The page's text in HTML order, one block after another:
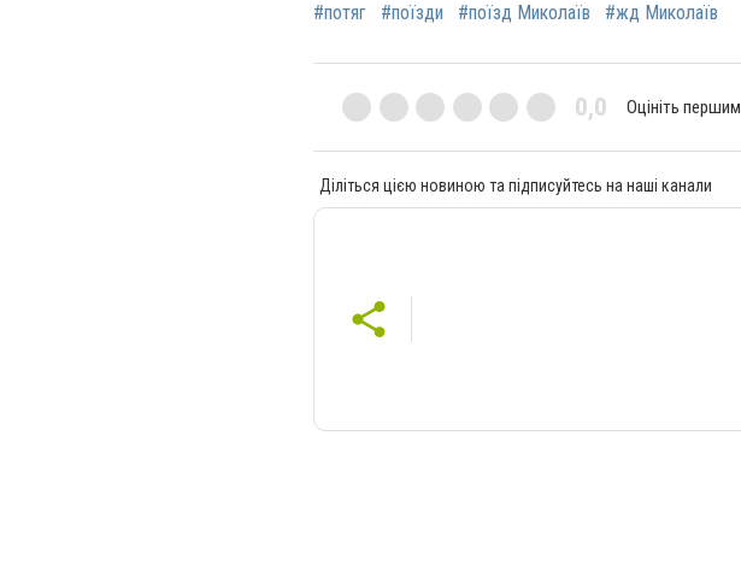
#потяг #поїзди #поїзд Миколаїв #жд Миколаїв
0,0 Оцініть першим
Діліться цією новиною та підписуйтесь на наші канали